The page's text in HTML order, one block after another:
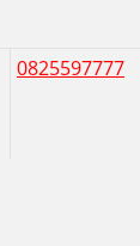
0825597777